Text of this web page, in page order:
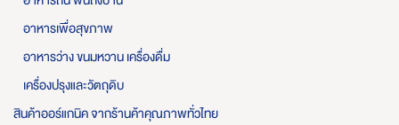
อาหารเพื่อสุขภาพ
อาหารว่าง ขนมหวาน เครื่องดื่ม
เครื่องปรุงและวัตถุดิบ
สินค้าออร์แกนิค จากร้านค้าคุณภาพทั่วไทย